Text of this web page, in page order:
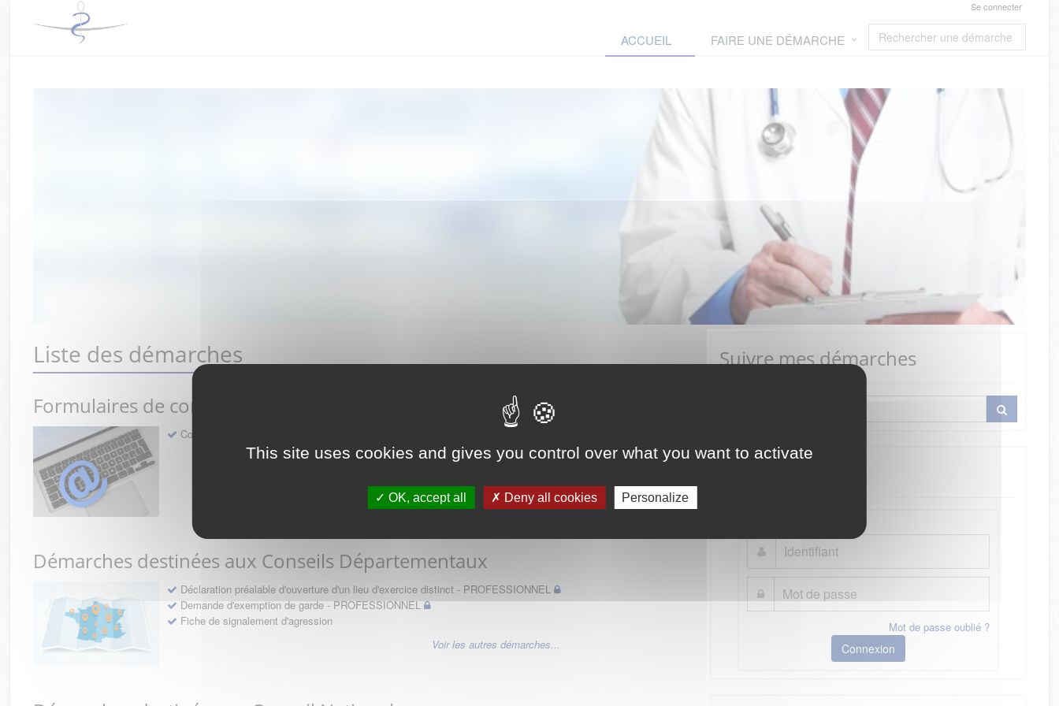
This site uses cookies and gives you control over what you want to activate
OK, accept all Deny all cookies Personalize
Se connecter
ACCUEIL FAIRE UNE DÉMARCHE
Liste des démarches
Formulaires de contact avec l'Ordre des Médecins
Contact
Démarches destinées aux Conseils Départementaux
Déclaration préalable d'ouverture d'un lieu d'exercice distinct - PROFESSIONNEL
Demande d'exemption de garde - PROFESSIONNEL
Fiche de signalement d'agression
Voir les autres démarches...
Suivre mes démarches
Mot de passe oublié ?
Connexion